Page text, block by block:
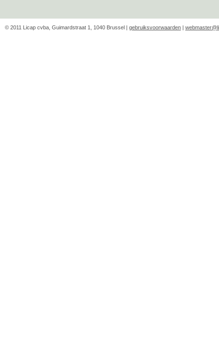
© 2011 Licap cvba, Guimardstraat 1, 1040 Brussel | gebruiksvoorwaarden |